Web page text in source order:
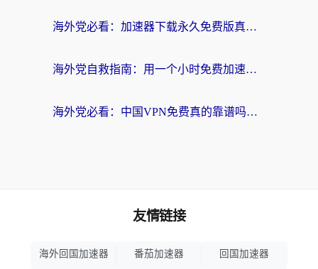
海外党必看：加速器下载永久免费版真的存在吗？教你无缝访问国内资源的正确姿势
海外党自救指南：用一个小时免费加速器，轻松打破国内资源访问壁垒？
海外党必看：中国VPN免费真的靠谱吗？手把手教你选对回国加速器
友情链接
海外回国加速器 番茄加速器 回国加速器